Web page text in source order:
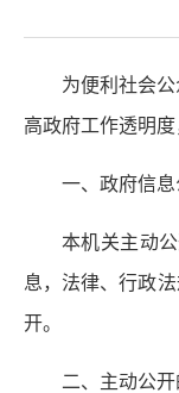
为便利社会
高政府工作透明
一、政府信息
本机关主动
息，法律、行政
开。
二、主动公